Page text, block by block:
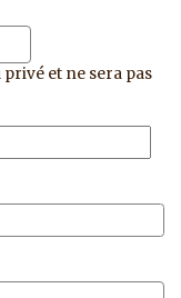
et ne sera pas